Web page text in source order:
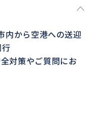
内から空港への送迎
対策やご質問にお